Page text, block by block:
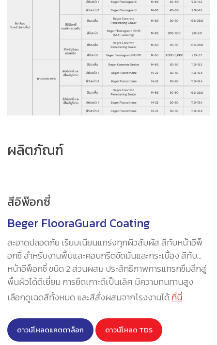
ผลิตภัณฑ์
สีอิพ๊อกซี่
Beger FlooraGuard Coating
สะอาดปลอดภัย เรียบเนียนแกร่งทุกผิวสัมผัส สีทับหน้าอีพ็
อกซี่ สำหรับงานพื้นและคอนกรีตขัดมันและกระเบื้อง สีทับ
หน้าอีพ็อกซี่ ชนิด 2 ส่วนผสม ประสิทธิภาพการแทรกซึมลึกสู่
พื้นผิวได้ดีเยี่ยม การยึดเกาะดีเป็นเลิศ มีความทนทานสูง
เลือกดูเฉดสีทั้งหมด และสีสั่งผสมจากโรงงานได้ที่นี่
ดาวน์โหลดแคตตาล็อก ดาวน์โหลด TDS